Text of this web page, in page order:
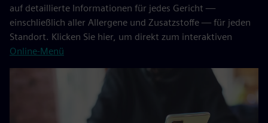
auf detaillierte Informationen für jedes Gericht —
einschließlich aller Allergene und Zusatzstoffe — für jeden
Standort. Klicken Sie hier, um direkt zum interaktiven
Online-Menü